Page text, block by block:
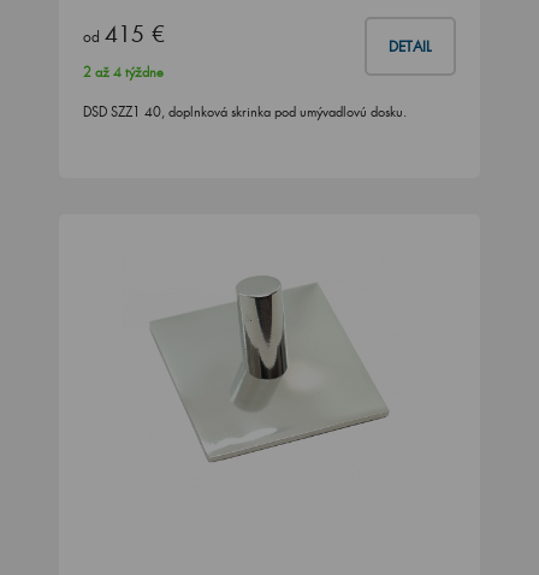
od 415 € DETAIL
2 až 4 týždne
DSD SZZ1 40, doplnková skrinka pod umývadlovú dosku.